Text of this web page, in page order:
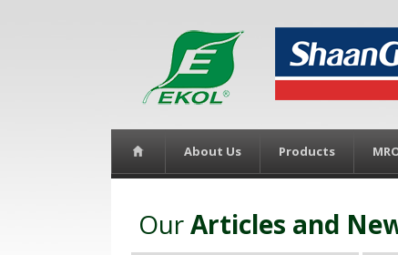
About Us Products
OurArticles and